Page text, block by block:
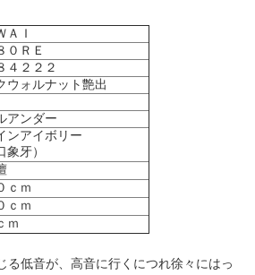
ＡＩ
０ＲＥ
４２２２
ウォルナット艶出
アンダー
ンアイボリー
象牙）
ｃｍ
ｃｍ
ｍ
る低音が、高音に行くにつれ徐々にはっ